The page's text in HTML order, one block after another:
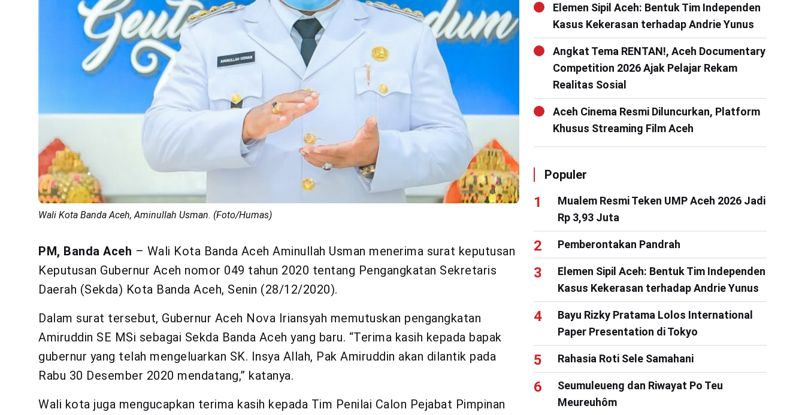
Wali Kota Banda Aceh, Aminullah Usman. (Foto/Humas)
PM, Banda Aceh – Wali Kota Banda Aceh Aminullah Usman menerima surat keputusan
Keputusan Gubernur Aceh nomor 049 tahun 2020 tentang Pengangkatan Sekretaris
Daerah (Sekda) Kota Banda Aceh, Senin (28/12/2020).
Dalam surat tersebut, Gubernur Aceh Nova Iriansyah memutuskan pengangkatan
Amiruddin SE MSi sebagai Sekda Banda Aceh yang baru. “Terima kasih kepada bapak
gubernur yang telah mengeluarkan SK. Insya Allah, Pak Amiruddin akan dilantik pada
Rabu 30 Desember 2020 mendatang,” katanya.
Wali kota juga mengucapkan terima kasih kepada Tim Penilai Calon Pejabat Pimpinan
Elemen Sipil Aceh: Bentuk Tim Independen
Kasus Kekerasan terhadap Andrie Yunus
Angkat Tema RENTAN!, Aceh Documentary
Competition 2026 Ajak Pelajar Rekam
Realitas Sosial
Aceh Cinema Resmi Diluncurkan, Platform
Khusus Streaming Film Aceh
Populer
Mualem Resmi Teken UMP Aceh 2026 Jadi
Rp 3,93 Juta
Pemberontakan Pandrah
Elemen Sipil Aceh: Bentuk Tim Independen
Kasus Kekerasan terhadap Andrie Yunus
Bayu Rizky Pratama Lolos International
Paper Presentation di Tokyo
Rahasia Roti Sele Samahani
Seumuleueng dan Riwayat Po Teu
Meureuhôm